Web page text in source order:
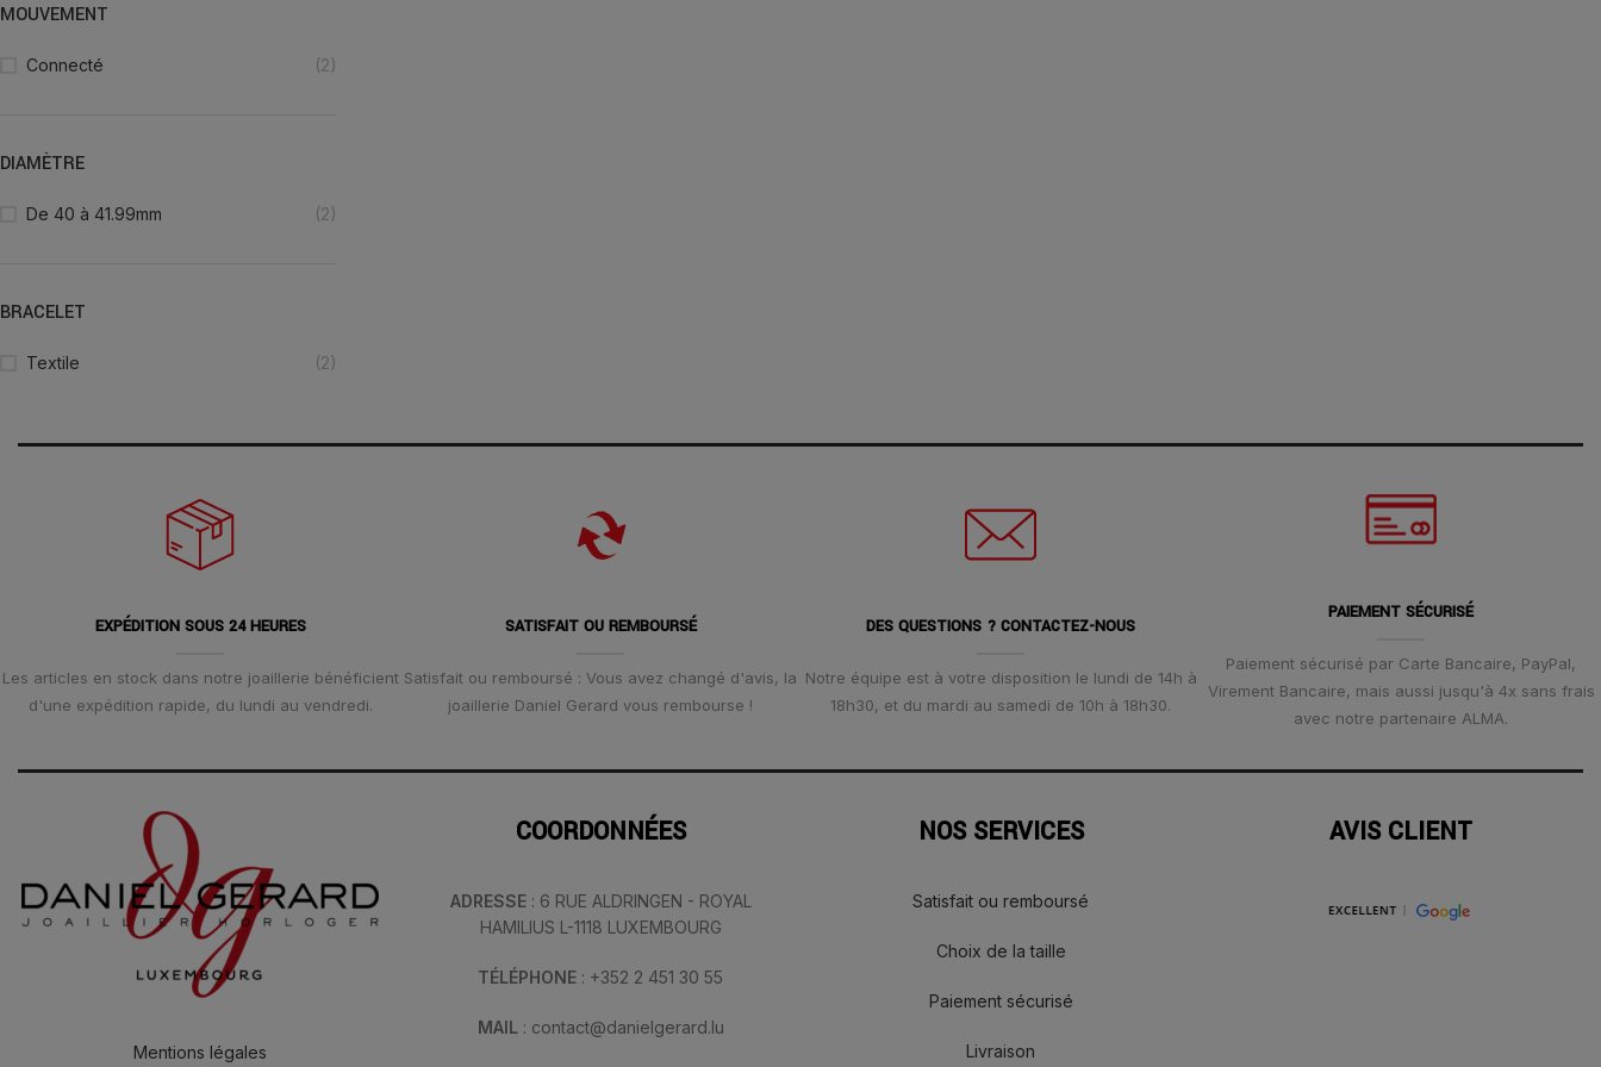
MOUVEMENT
Connecté (2)
DIAMÈTRE
De 40 à 41.99mm (2)
BRACELET
Textile (2)
EXPÉDITION SOUS 24 HEURES
Les articles en stock dans notre joaillerie bénéficient
d'une expédition rapide, du lundi au vendredi.
SATISFAIT OU REMBOURSÉ
Satisfait ou remboursé : Vous avez changé d'avis, la
joaillerie Daniel Gerard vous rembourse !
DES QUESTIONS ? CONTACTEZ-NOUS
Notre équipe est à votre disposition le lundi de 14h à
18h30, et du mardi au samedi de 10h à 18h30.
PAIEMENT SÉCURISÉ
Paiement sécurisé par Carte Bancaire, PayPal,
Virement Bancaire, mais aussi jusqu'à 4x sans frais
avec notre partenaire ALMA.
Mentions légales
COORDONNÉES
ADRESSE: 6 RUE ALDRINGEN - ROYAL
HAMILIUS L-1118 LUXEMBOURG
TÉLÉPHONE : +352 2 451 30 55
MAIL : contact@danielgerard.lu
NOS SERVICES
Satisfait ou remboursé
Choix de la taille
Paiement sécurisé
Livraison
AVIS CLIENT